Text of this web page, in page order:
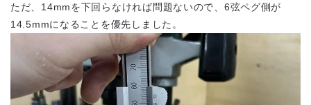
ただ、14mmを下回らなければ問題ないので、6弦ペグ側が
14.5mmになることを優先しました。